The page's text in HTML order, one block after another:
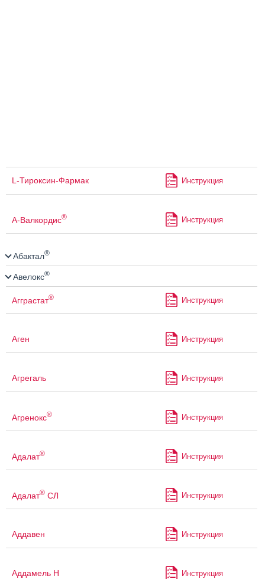
L-Тироксин-Фармак Инструкция
А-Валкордис® Инструкция
Абактал®
Авелокс®
Агграстат® Инструкция
Аген Инструкция
Агрегаль Инструкция
Агренокс® Инструкция
Адалат® Инструкция
Адалат® СЛ Инструкция
Аддавен Инструкция
Аддамель Н Инструкция